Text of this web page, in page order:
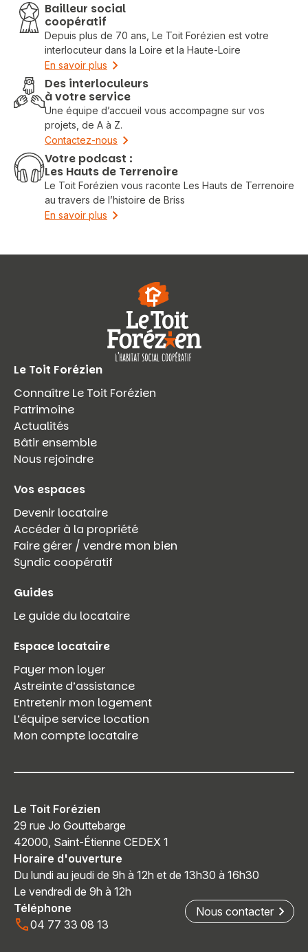
Bailleur social
coopératif
Depuis plus de 70 ans, Le Toit Forézien est votre
interlocuteur dans la Loire et la Haute-Loire
En savoir plus
Des interloculeurs
à votre service
Une équipe d’accueil vous accompagne sur vos
projets, de A à Z.
Contactez-nous
Votre podcast :
Les Hauts de Terrenoire
Le Toit Forézien vous raconte Les Hauts de Terrenoire
au travers de l’histoire de Briss
En savoir plus
Le Toit Forézien
Connaître Le Toit Forézien
Patrimoine
Actualités
Bâtir ensemble
Nous rejoindre
Vos espaces
Devenir locataire
Accéder à la propriété
Faire gérer / vendre mon bien
Syndic coopératif
Guides
Le guide du locataire
Espace locataire
Payer mon loyer
Astreinte d’assistance
Entretenir mon logement
L’équipe service location
Mon compte locataire
Le Toit Forézien
29 rue Jo Gouttebarge
42000, Saint-Étienne CEDEX 1
Horaire d'ouverture
Du lundi au jeudi de 9h à 12h et de 13h30 à 16h30
Le vendredi de 9h à 12h
Téléphone
04 77 33 08 13
Nous contacter